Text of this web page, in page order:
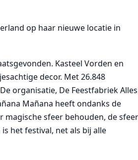
op haar nieuwe locatie in
Kasteel Vorden en
decor. Met 26.848
organisatie, De Feestfabriek Alles
Mañana heeft ondanks de
magische sfeer behouden, de sfeer
het festival, net als bij alle